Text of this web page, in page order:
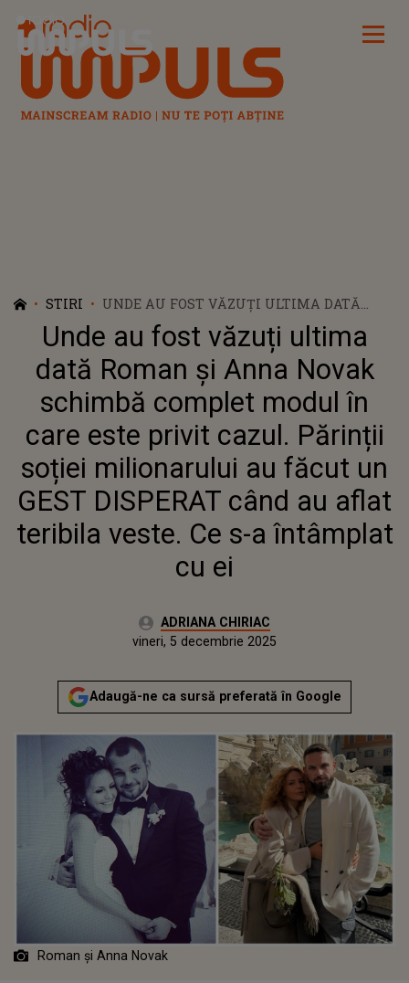
Radio Impuls
STIRI
UNDE AU FOST VĂZUȚI ULTIMA DATĂ
ROMAN ȘI ANNA NOVAK SCHIMBĂ
COMPLET MODUL ÎN CARE ESTE PRIVIT
CAZUL. PĂRINȚII SOȚIEI MILIONARULUI
AU FĂCUT UN GEST DISPERAT CÂND AU
AFLAT TERIBILA VESTE. CE S-A ÎNTÂMPLAT
CU EI
Unde au fost văzuți ultima
dată Roman și Anna Novak
schimbă complet modul în
care este privit cazul. Părinții
soției milionarului au făcut un
GEST DISPERAT când au aflat
teribila veste. Ce s-a întâmplat
cu ei
Autor:ADRIANA CHIRIAC
vineri, 5 decembrie 2025Actualizat:
vineri, 5 decembrie 2025
Adaugă-ne ca sursă preferată în Google
Roman și Anna Novak